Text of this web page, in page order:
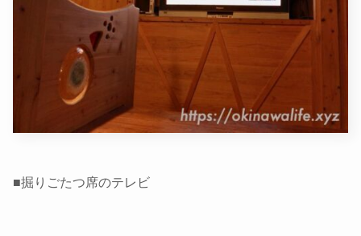
■掘りごたつ席のテレビ